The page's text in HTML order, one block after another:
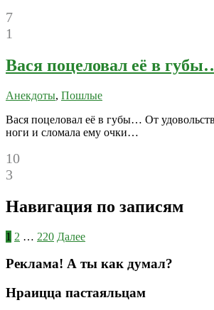
7
1
Вася поцеловал её в
Анекдоты, Пошлые
Вася поцеловал её в губы… От
ноги и сломала ему очки…
10
3
Навигация по записям
1 2 … 220 Далее
Реклама! А ты как думал?
Нраицца пастаяльцам